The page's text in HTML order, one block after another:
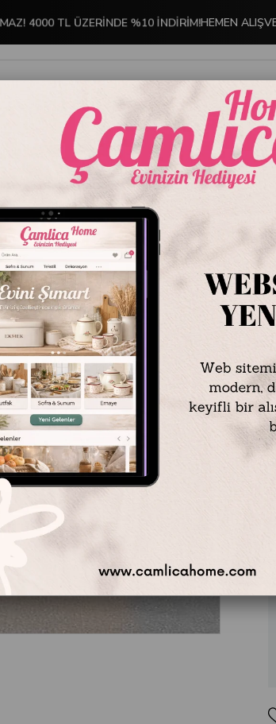
4000 TL ÜZERİNDE %10 İNDİRİM!HEMEN
İNDİRİMLİ ÜRÜNLER DEKORASYON TABLO
350 ml | Altın Sarı